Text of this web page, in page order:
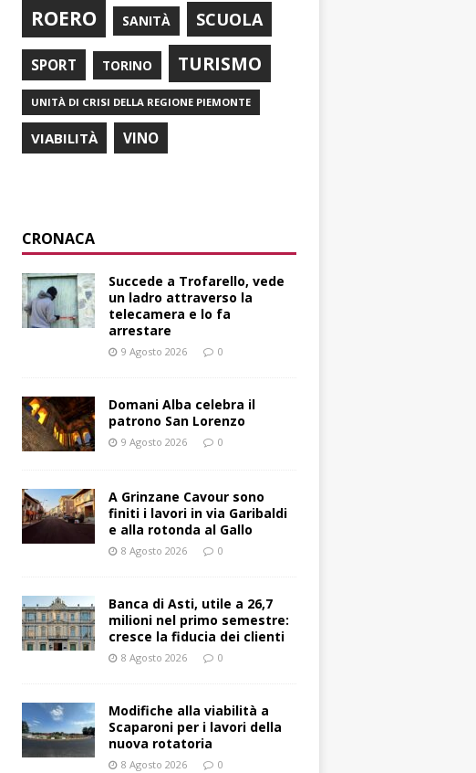
ROERO SANITÀ SCUOLA
SPORT TORINO TURISMO
UNITÀ DI CRISI DELLA REGIONE PIEMONTE
VIABILITÀ VINO
CRONACA
Succede a Trofarello, vede
un ladro attraverso la
telecamera e lo fa
arrestare
9 Agosto 2026 0
Domani Alba celebra il
patrono San Lorenzo
9 Agosto 2026 0
A Grinzane Cavour sono
finiti i lavori in via Garibaldi
e alla rotonda al Gallo
8 Agosto 2026 0
Banca di Asti, utile a 26,7
milioni nel primo semestre:
cresce la fiducia dei clienti
8 Agosto 2026 0
Modifiche alla viabilità a
Scaparoni per i lavori della
nuova rotatoria
8 Agosto 2026 0